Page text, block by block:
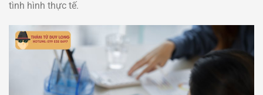
tình hình thực tế.